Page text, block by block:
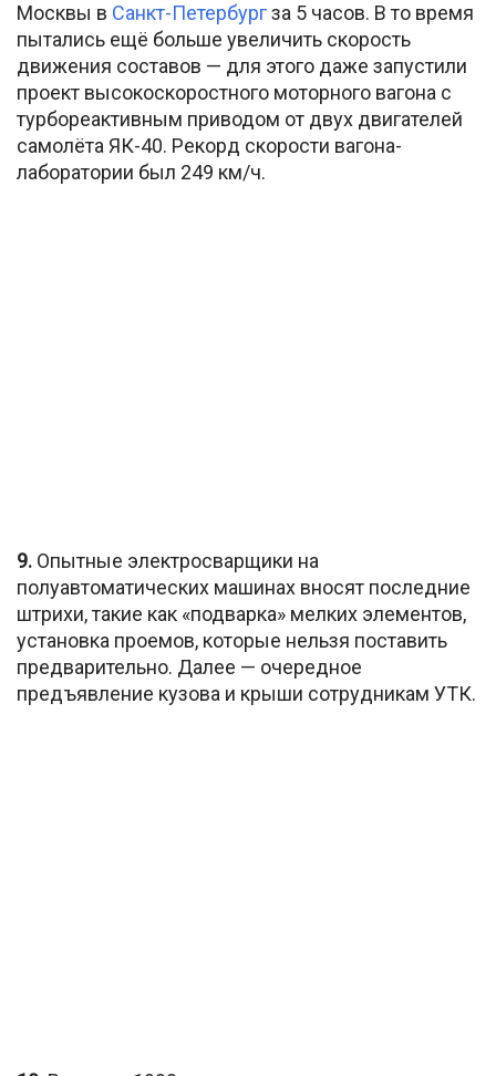
Москвы в Санкт-Петербургза 5 часов. В то время
пытались ещё больше увеличить скорость
движения составов — для этого даже запустили
проект высокоскоростного моторного вагона с
турбореактивным приводом от двух двигателей
самолёта ЯК-40. Рекорд скорости вагона-
лаборатории был 249 км/ч.
9. Опытные электросварщики на
полуавтоматических машинах вносят последние
штрихи, такие как «подварка» мелких элементов,
установка проемов, которые нельзя поставить
предварительно. Далее — очередное
предъявление кузова и крыши сотрудникам УТК.